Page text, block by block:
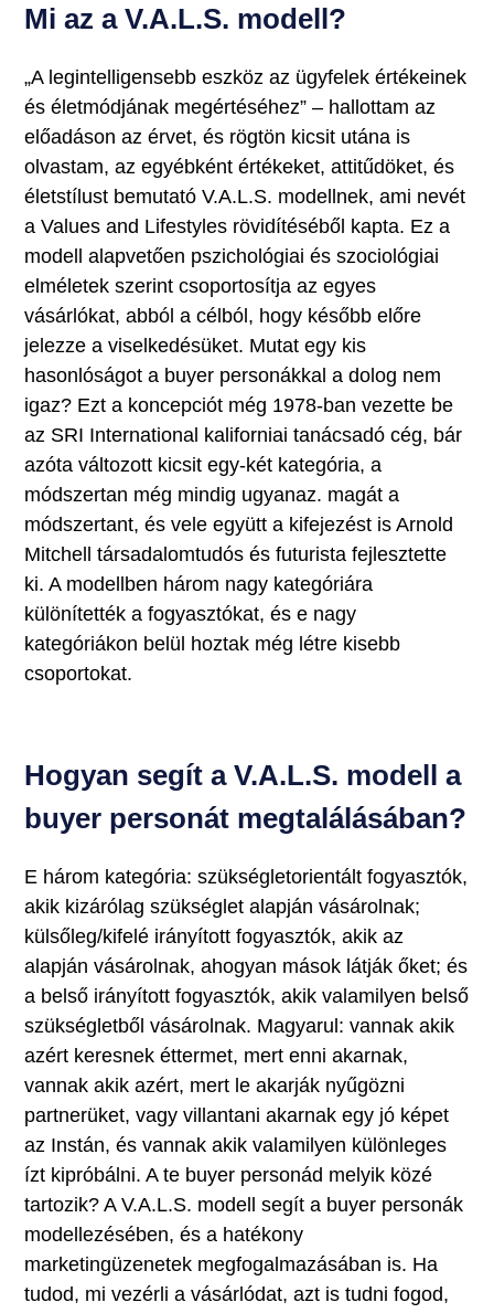
Mi az a V.A.L.S. modell?
„A legintelligensebb eszköz az ügyfelek értékeinek
és életmódjának megértéséhez” – hallottam az
előadáson az érvet, és rögtön kicsit utána is
olvastam, az egyébként értékeket, attitűdöket, és
életstílust bemutató V.A.L.S. modellnek, ami nevét
a Values and Lifestyles rövidítéséből kapta. Ez a
modell alapvetően pszichológiai és szociológiai
elméletek szerint csoportosítja az egyes
vásárlókat, abból a célból, hogy később előre
jelezze a viselkedésüket. Mutat egy kis
hasonlóságot a buyer personákkal a dolog nem
igaz? Ezt a koncepciót még 1978-ban vezette be
az SRI International kaliforniai tanácsadó cég, bár
azóta változott kicsit egy-két kategória, a
módszertan még mindig ugyanaz. magát a
módszertant, és vele együtt a kifejezést is Arnold
Mitchell társadalomtudós és futurista fejlesztette
ki. A modellben három nagy kategóriára
különítették a fogyasztókat, és e nagy
kategóriákon belül hoztak még létre kisebb
csoportokat.
Hogyan segít a V.A.L.S. modell a
buyer personát megtalálásában?
E három kategória: szükségletorientált fogyasztók,
akik kizárólag szükséglet alapján vásárolnak;
külsőleg/kifelé irányított fogyasztók, akik az
alapján vásárolnak, ahogyan mások látják őket; és
a belső irányított fogyasztók, akik valamilyen belső
szükségletből vásárolnak. Magyarul: vannak akik
azért keresnek éttermet, mert enni akarnak,
vannak akik azért, mert le akarják nyűgözni
partnerüket, vagy villantani akarnak egy jó képet
az Instán, és vannak akik valamilyen különleges
ízt kipróbálni. A te buyer personád melyik közé
tartozik? A V.A.L.S. modell segít a buyer personák
modellezésében, és a hatékony
marketingüzenetek megfogalmazásában is. Ha
tudod, mi vezérli a vásárlódat, azt is tudni fogod,